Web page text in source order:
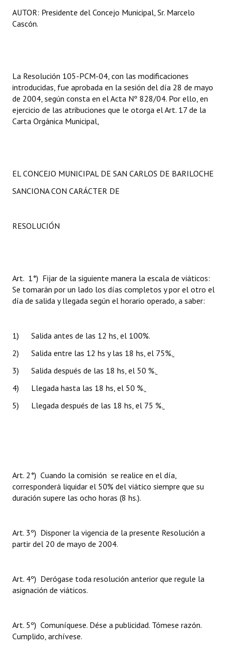
Declaraciones
INSTITUCIONAL
Antiguos Pobladores
Noticias Destacadas
Datos Históricos
Premio al Mérito - Registro
Mujeres que Dejaron Huellas - Registro
Ciudadano Ilustre - Registro
Banca del Vecino - Registro
Antiguos Pobladores - Registro
Reconocimientos - Registro
Bariloche, Municipio intercultural
AUTOR: Presidente del Concejo Municipal, Sr. Marcelo
Cascón.
La Resolución 105-PCM-04, con las modificaciones
introducidas, fue aprobada en la sesión del día 28 de mayo
de 2004, según consta en el Acta Nº 828/04. Por ello, en
ejercicio de las atribuciones que le otorga el Art. 17 de la
Carta Orgánica Municipal,
EL CONCEJO MUNICIPAL DE SAN CARLOS DE BARILOCHE
SANCIONA CON CARÁCTER DE
RESOLUCIÓN
Art. 1°) Fijar de la siguiente manera la escala de viáticos:
Se tomarán por un lado los días completos y por el otro el
día de salida y llegada según el horario operado, a saber:
1) Salida antes de las 12 hs, el 100%.
2) Salida entre las 12 hs y las 18 hs, el 75%.
3) Salida después de las 18 hs, el 50 %.
4) Llegada hasta las 18 hs, el 50 %.
5) Llegada después de las 18 hs, el 75 %.
Art. 2°) Cuando la comisión se realice en el día,
corresponderá liquidar el 50% del viático siempre que su
duración supere las ocho horas (8 hs.).
Art. 3º) Disponer la vigencia de la presente Resolución a
partir del 20 de mayo de 2004.
Art. 4º) Derógase toda resolución anterior que regule la
asignación de viáticos.
Art. 5º) Comuníquese. Dése a publicidad. Tómese razón.
Cumplido, archívese.